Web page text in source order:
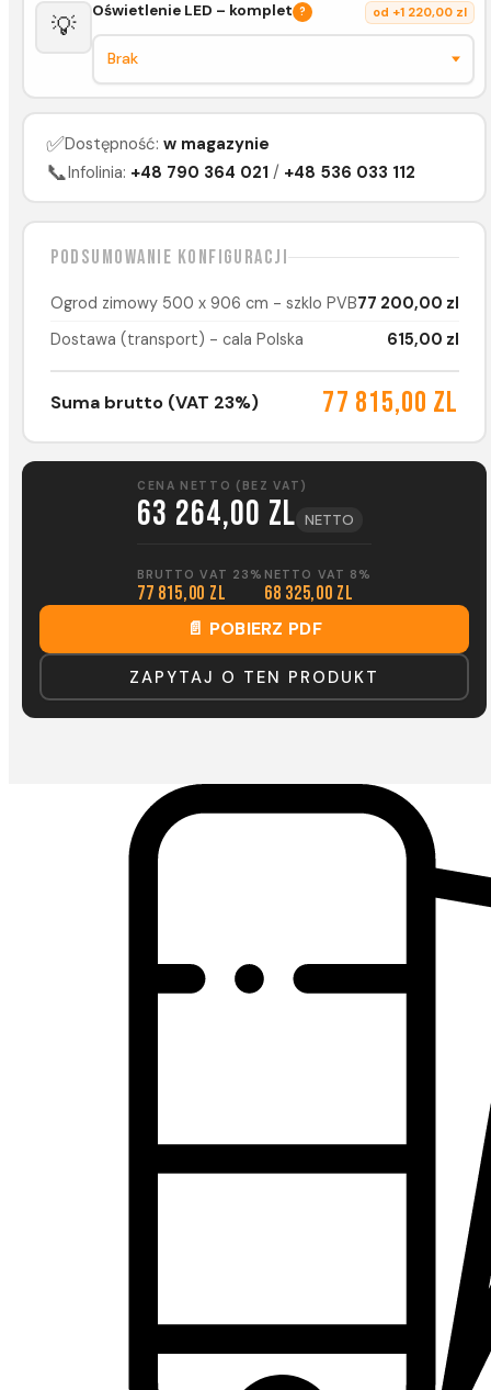
💡
Oświetlenie LED – komplet ? od +1 220,00 zl
✅Dostępność: w magazynie
📞Infolinia: +48 790 364 021 / +48 536 033 112
Podsumowanie konfiguracji
Ogrod zimowy 500 x 906 cm - szklo PVB77 200,00 zl
Dostawa (transport) - cala Polska
615,00 zl
Suma brutto (VAT 23%) 77 815,00 zl
CENA NETTO (BEZ VAT)
63 264,00 zl NETTO
BRUTTO VAT 23%
77 815,00 zl
NETTO VAT 8%
68 325,00 zl
📄 POBIERZ PDF
ZAPYTAJ O TEN PRODUKT